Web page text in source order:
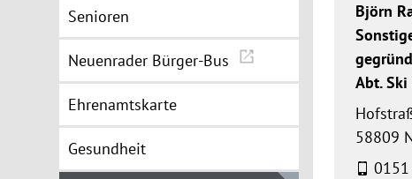
Senioren
Neuenrader Bürger-Bus
Ehrenamtskarte
Gesundheit
58809
Björn
Abt.